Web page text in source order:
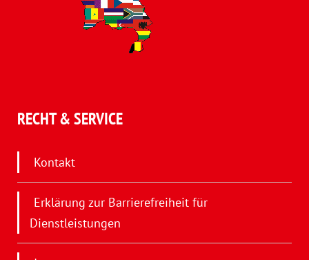
RECHT & SERVICE
Kontakt
Erklärung zur Barrierefreiheit für
Dienstleistungen